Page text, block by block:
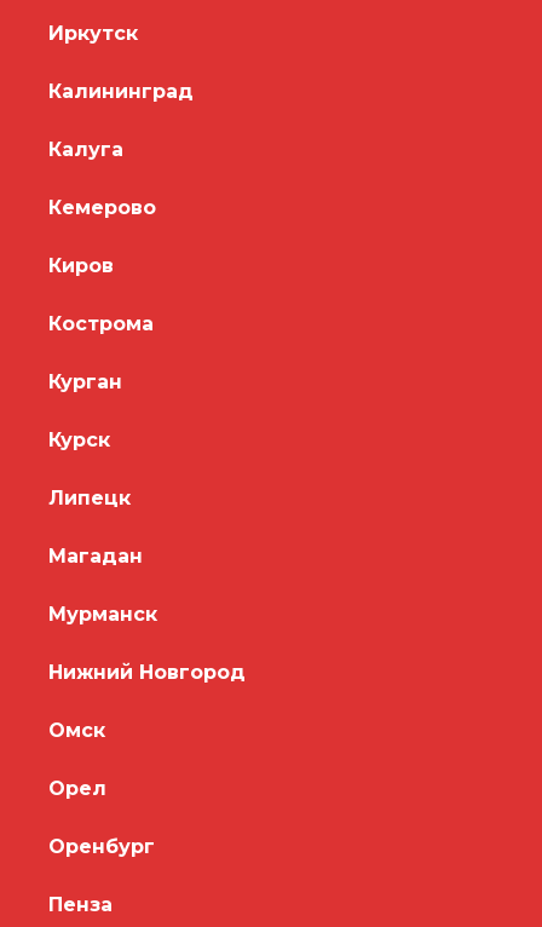
Иркутск
Калининград
Калуга
Кемерово
Киров
Кострома
Курган
Курск
Липецк
Магадан
Мурманск
Нижний Новгород
Омск
Орел
Оренбург
Пенза